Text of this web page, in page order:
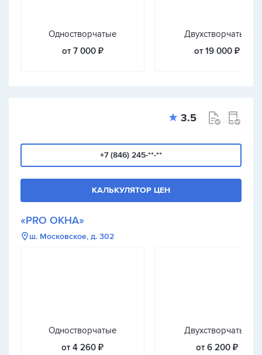
Одностворчатые
от 7 000 ₽
Двухстворчатые
от 19 000 ₽
3.5
+7 (846) 245-**-**
КАЛЬКУЛЯТОР ЦЕН
«PRO ОКНА»
ш. Московское, д. 302
Одностворчатые
от 4 260 ₽
Двухстворчатые
от 6 200 ₽